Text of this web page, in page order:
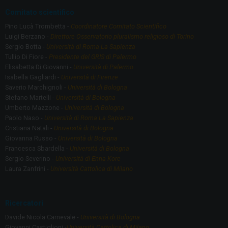
Pino Lucà Trombetta - Coordinatore Comitato Scientifico
Luigi Berzano - Direttore Osservatorio pluralismo religioso di Torino
Sergio Botta - Università di Roma La Sapienza
Tullio Di Fiore - Presidente del GRIS di Palermo
Elisabetta Di Giovanni - Università di Palermo
Isabella Gagliardi - Università di Firenze
Saverio Marchignoli - Università di Bologna
Stefano Martelli - Università di Bologna
Umberto Mazzone - Università di Bologna
Paolo Naso - Università di Roma La Sapienza
Cristiana Natali - Università di Bologna
Giovanna Russo - Università di Bologna
Francesca Sbardella - Università di Bologna
Sergio Severino - Università di Enna Kore
Laura Zanfrini - Università Cattolica di Milano
Davide Nicola Carnevale - Università di Bologna